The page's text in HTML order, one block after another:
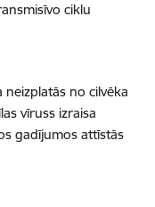
ciklu
no cilvēka
vīruss izraisa
gadījumos attīstās